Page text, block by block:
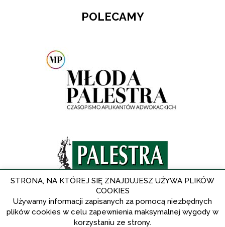
POLECAMY
STRONA, NA KTÓREJ SIĘ ZNAJDUJESZ UŻYWA PLIKÓW
COOKIES
Używamy informacji zapisanych za pomocą niezbędnych
plików cookies w celu zapewnienia maksymalnej wygody w
korzystaniu ze strony.